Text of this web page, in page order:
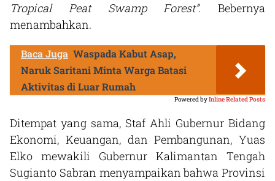
Tropical Peat Swamp Forest”. Bebernya
menambahkan.
Baca Juga Waspada Kabut Asap,
Naruk Saritani Minta Warga Batasi
Aktivitas di Luar Rumah
Powered byInline Related Posts
Ditempat yang sama, Staf Ahli Gubernur Bidang
Ekonomi, Keuangan, dan Pembangunan, Yuas
Elko mewakili Gubernur Kalimantan Tengah
Sugianto Sabran menyampaikan bahwa Provinsi